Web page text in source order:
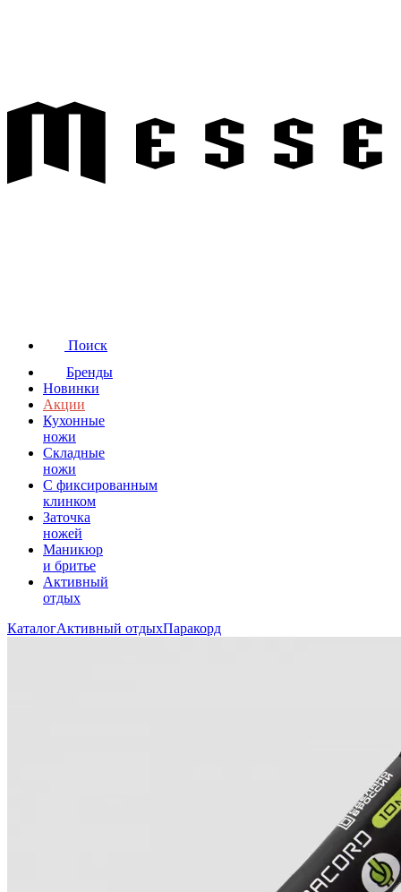
Поиск
Бренды
Новинки
Акции
Кухонные
ножи
Складные
ножи
C фиксированным
клинком
Заточка
ножей
Маникюр
и бритье
Активный
отдых
КаталогАктивный отдыхПаракорд